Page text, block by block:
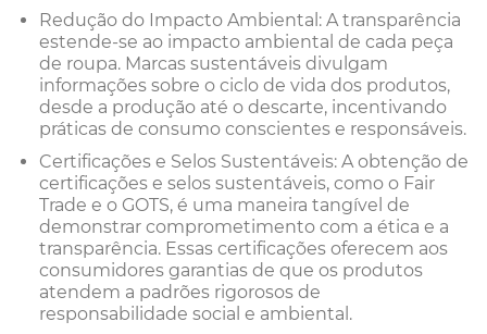
Redução do Impacto Ambiental: A transparência
estende-se ao impacto ambiental de cada peça
de roupa. Marcas sustentáveis divulgam
informações sobre o ciclo de vida dos produtos,
desde a produção até o descarte, incentivando
práticas de consumo conscientes e responsáveis.
Certificações e Selos Sustentáveis: A obtenção de
certificações e selos sustentáveis, como o Fair
Trade e o GOTS, é uma maneira tangível de
demonstrar comprometimento com a ética e a
transparência. Essas certificações oferecem aos
consumidores garantias de que os produtos
atendem a padrões rigorosos de
responsabilidade social e ambiental.